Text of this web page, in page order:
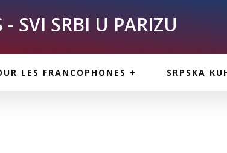
- SVI SRBI U PARIZU
LES FRANCOPHONES SRPSKA